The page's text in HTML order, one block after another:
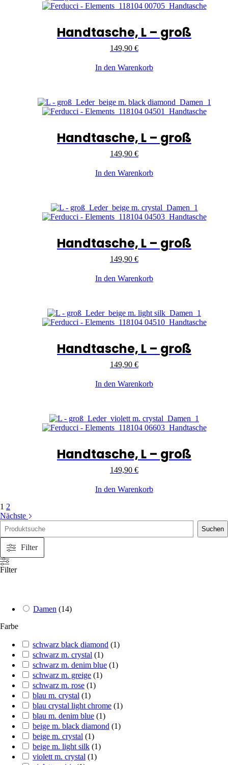
Handtasche, L – groß
149,90 €
In den Warenkorb
Handtasche, L – groß
149,90 €
In den Warenkorb
Handtasche, L – groß
149,90 €
In den Warenkorb
Handtasche, L – groß
149,90 €
In den Warenkorb
Handtasche, L – groß
149,90 €
In den Warenkorb
1 2
Nächste
Suche
Suchen
Filter
Filter
Damen (14)
Farbe
schwarz black diamond (1)
schwarz m. crystal (1)
schwarz m. denim blue (1)
schwarz m. greige (1)
schwarz m. rose (1)
blau m. crystal (1)
blau crystal light chrome (1)
blau m. denim blue (1)
beige m. black diamond (1)
beige m. crystal (1)
beige m. light silk (1)
violett m. crystal (1)